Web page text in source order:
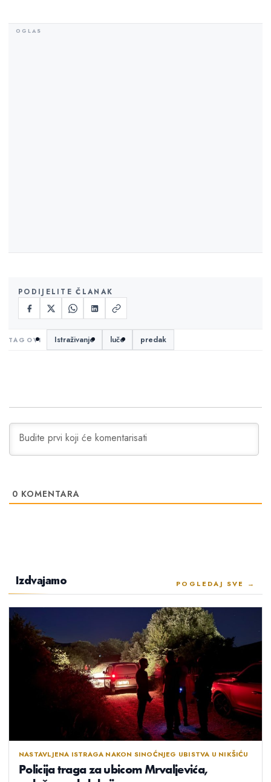
PODIJELITE ČLANAK
Istraživanje luče predak
0 KOMENTARA
Izdvajamo POGLEDAJ SVE →
NASTAVLJENA ISTRAGA NAKON SINOĆNJEG UBISTVA U NIKŠIĆU
Policija traga za ubicom Mrvaljevića,